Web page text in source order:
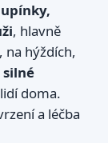
, hlavně
na hýždích,
silné
doma.
a léčba